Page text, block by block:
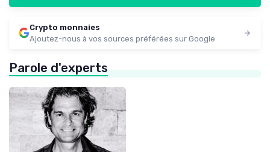
Crypto monnaies
Ajoutez-nous à vos sources préférées sur Google
Parole d'experts